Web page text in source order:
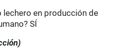
lechero en producción de
SÍ